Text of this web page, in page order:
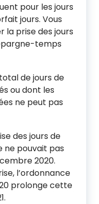
pour les jours
jours. Vous
la prise des jours
temps
de jours de
ou dont les
ne peut pas
des jours de
ne pouvait pas
2020.
l’ordonnance
prolonge cette